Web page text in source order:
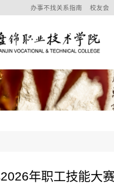
办事不找关系指南 校友会
年职工技能大